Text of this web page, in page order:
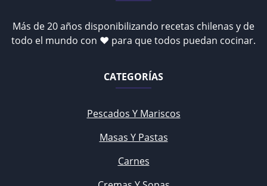
Más de 20 años disponibilizando recetas chilenas y de
todo el mundo con ♥ para que todos puedan cocinar.
CATEGORÍAS
Pescados Y Mariscos
Masas Y Pastas
Carnes